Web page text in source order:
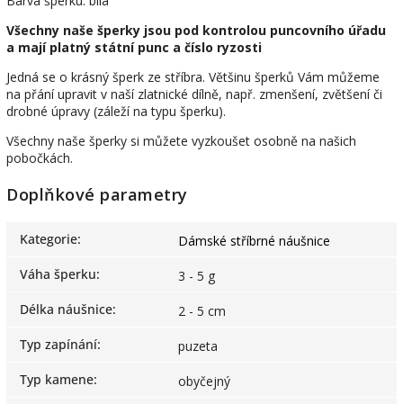
Všechny naše šperky jsou pod kontrolou puncovního úřadu
a mají platný státní punc a číslo ryzosti
Jedná se o krásný šperk ze stříbra. Většinu šperků Vám můžeme
na přání upravit v naší zlatnické dílně, např. zmenšení, zvětšení či
drobné úpravy (záleží na typu šperku).
Všechny naše šperky si můžete vyzkoušet osobně na našich
pobočkách.
Doplňkové parametry
Kategorie:
Dámské stříbrné náušnice
Váha šperku:
3 - 5 g
Délka náušnice:
2 - 5 cm
Typ zapínání:
puzeta
Typ kamene:
obyčejný